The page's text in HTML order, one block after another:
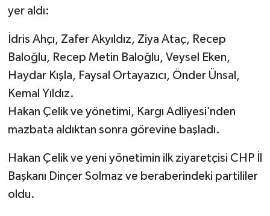
yer aldı:
İdris Ahçı, Zafer Akyıldız, Ziya Ataç, Recep
Baloğlu, Recep Metin Baloğlu, Veysel Eken,
Haydar Kışla, Faysal Ortayazıcı, Önder Ünsal,
Kemal Yıldız.
Hakan Çelik ve yönetimi, Kargı Adliyesi’nden
mazbata aldıktan sonra görevine başladı.
Hakan Çelik ve yeni yönetimin ilk ziyaretçisi CHP İl
Başkanı Dinçer Solmaz ve beraberindeki partililer
oldu.